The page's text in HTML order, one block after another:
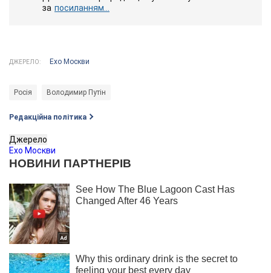
за посиланням...
ДЖЕРЕЛО: Ехо Москви
Росія Володимир Путін
Редакційна політика
Джерело
Ехо Москви